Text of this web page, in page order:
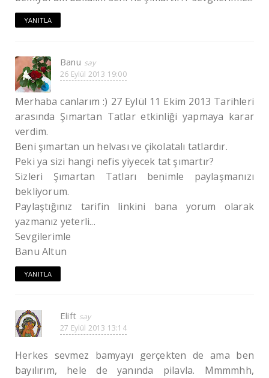
YANITLA
Banu
26 Eylül 2013 19:00
Merhaba canlarım :) 27 Eylül 11 Ekim 2013 Tarihleri
arasında Şımartan Tatlar etkinliği yapmaya karar
verdim.
Beni şımartan un helvası ve çikolatalı tatlardır.
Peki ya sizi hangi nefis yiyecek tat şımartır?
Sizleri Şımartan Tatları benimle paylaşmanızı
bekliyorum.
Paylaştığınız tarifin linkini bana yorum olarak
yazmanız yeterli...
Sevgilerimle
Banu Altun
YANITLA
Elift
27 Eylül 2013 13:14
Herkes sevmez bamyayı gerçekten de ama ben
bayılırım, hele de yanında pilavla. Mmmmhh,